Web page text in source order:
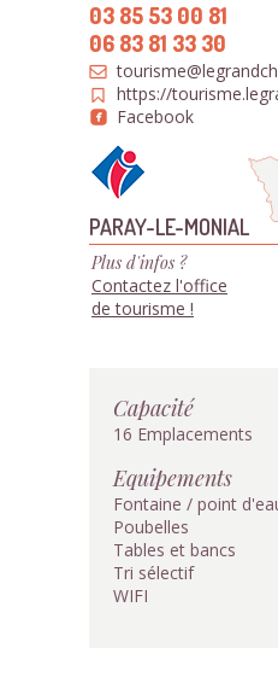
03 85 53 00 81
06 83 81 33 30
https://
Facebook
PARAY-LE-MONIAL
Plus d'infos ?
Contactez l'office
de tourisme !
Capacité
16 Emplacements
Equipements
Fontaine / point
Poubelles
Tables et bancs
Tri sélectif
WIFI